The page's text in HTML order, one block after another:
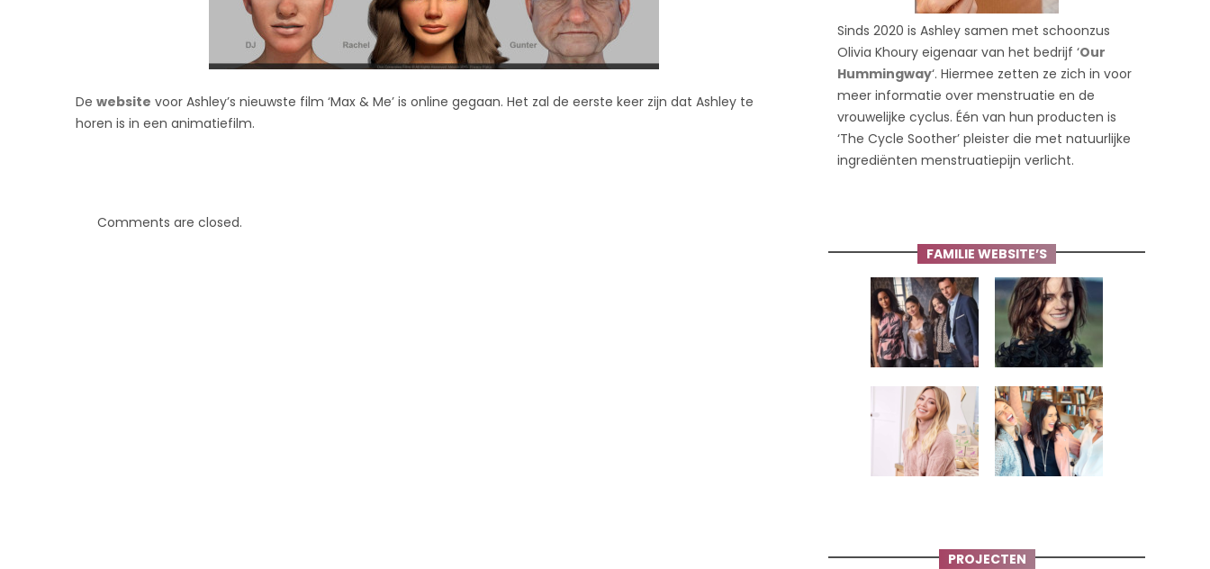
Sinds 2020 is Ashley samen met schoonzus
Olivia Khoury eigenaar van het bedrijf ‘Our
Hummingway‘. Hiermee zetten ze zich in voor
meer informatie over menstruatie en de
vrouwelijke cyclus. Één van hun producten is
‘The Cycle Soother’ pleister die met natuurlijke
ingrediënten menstruatiepijn verlicht.
FAMILIE WEBSITE’S
PROJECTEN
De website voor Ashley’s nieuwste film ‘Max & Me’ is online gegaan. Het zal de eerste keer zijn dat Ashley te
horen is in een animatiefilm.
Comments are closed.